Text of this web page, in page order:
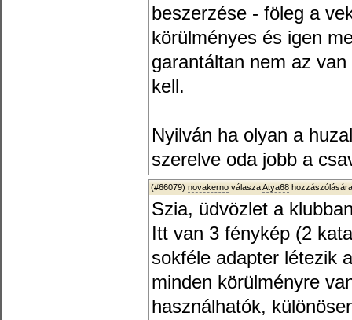
beszerzése - föleg a
körülményes és igen
garantáltan nem az
kell.
Nyilván ha olyan a
szerelve oda jobb a
(#66079) novakerno válaszaAtya68
Szia, üdvözlet a
Itt van 3 fénykép (2
sokféle adapter létezik
minden körülményre
használhatók,